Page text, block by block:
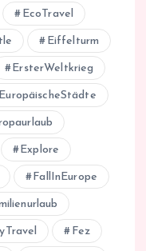
EcoTravel
Eiffelturm
ErsterWeltkrieg
EuropäischeStädte
Explore
FallInEurope
Fez